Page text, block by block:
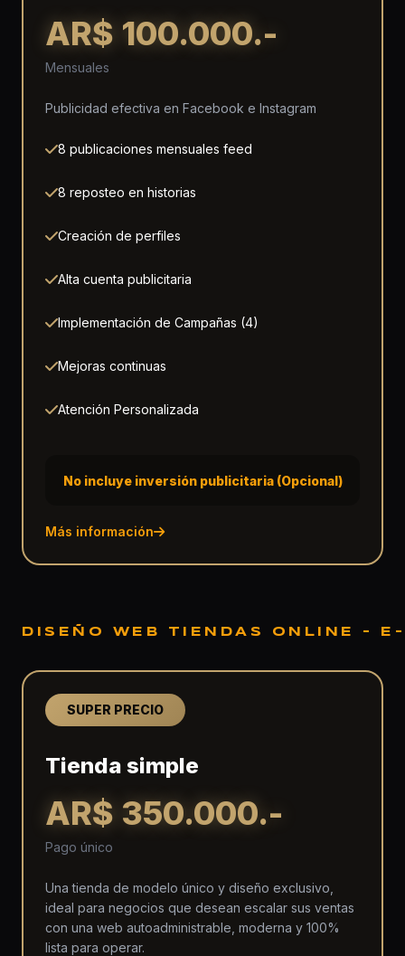
AR$ 100.000.-
Mensuales
Publicidad efectiva en Facebook e Instagram
8 publicaciones mensuales feed
8 reposteo en historias
Creación de perfiles
Alta cuenta publicitaria
Implementación de Campañas (4)
Mejoras continuas
Atención Personalizada
No incluye inversión publicitaria (Opcional)
Más información
DISEÑO WEB TIENDAS ONLINE - E-
SUPER PRECIO
Tienda simple
AR$ 350.000.-
Pago único
Una tienda de modelo único y diseño exclusivo,
ideal para negocios que desean escalar sus ventas
con una web autoadministrable, moderna y 100%
lista para operar.